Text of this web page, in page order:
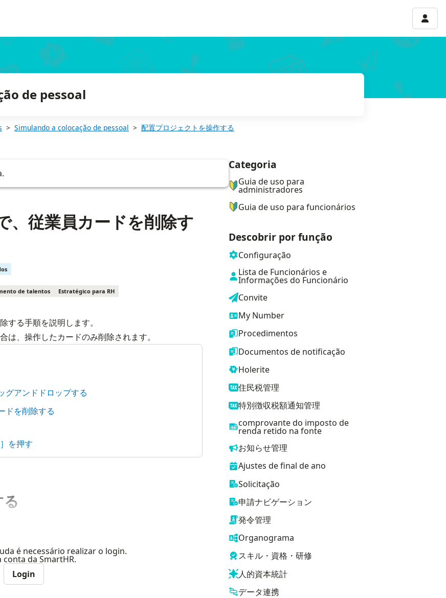
de pessoal
Simulando a colocação de pessoal 配置プロジェクトを操作する
、従業員カードを削除す
de talentos Estratégico para RH
する手順を説明します。
、操作したカードのみ削除されます。
グアンドドロップする
ドを削除する
を押す
é necessário realizar o login.
conta da SmartHR.
Login
ナビゲーションメニュー
Categoria
Guia de uso para
administradores
Guia de uso para funcionários
Descobrir por função
Configuração
Lista de Funcionários e
Informações do Funcionário
Convite
My Number
Procedimentos
Documentos de notificação
Holerite
住民税管理
特別徴収税額通知管理
comprovante do imposto de
renda retido na fonte
お知らせ管理
Ajustes de final de ano
Solicitação
申請ナビゲーション
発令管理
Organograma
スキル・資格・研修
人的資本統計
データ連携